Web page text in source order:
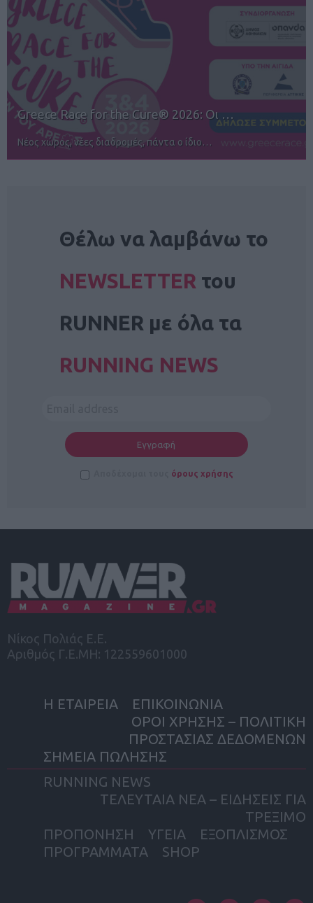
12ος TUI Rhodes Marathon: Άνοιγμα ε…
Αγώνες για όλους στην Ρόδο
Θέλω να λαμβάνω το
NEWSLETTER του
RUNNER με όλα τα
RUNNING NEWS
όρους χρήσης
Νίκος Πολιάς Ε.Ε.
Αριθμός Γ.Ε.ΜΗ: 122559601000
Η ΕΤΑΙΡΕΙΑ
ΕΠΙΚΟΙΝΩΝΙΑ
ΟΡΟΙ ΧΡΗΣΗΣ – ΠΟΛΙΤΙΚΗ
ΠΡΟΣΤΑΣΙΑΣ ΔΕΔΟΜΕΝΩΝ
ΣΗΜΕΙΑ ΠΩΛΗΣΗΣ
RUNNING NEWS
ΤΕΛΕΥΤΑΙΑ ΝΕΑ – ΕΙΔΗΣΕΙΣ ΓΙΑ
ΤΡΕΞΙΜΟ
ΠΡΟΠΟΝΗΣΗ
ΥΓΕΙΑ
ΕΞΟΠΛΙΣΜΟΣ
ΠΡΟΓΡΑΜΜΑΤΑ
SHOP